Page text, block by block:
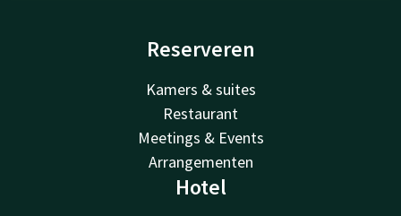
Reserveren
Kamers & suites
Restaurant
Meetings & Events
Arrangementen
Hotel